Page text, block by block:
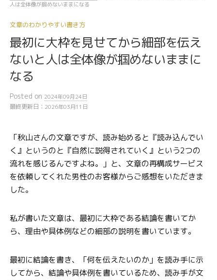
人は全体像が掴めないままになる
文章のわかりやすい書き方
最初に大枠を見せてから細部を伝え
ないと人は全体像が掴めないままに
なる
Posted on 2024年09月24日
最終更新日： 2026年03月11日
「秋山さんの文章ですが、読み始めると『読み込んでい
く』というのと『自然に説得されていく』という2つの
流れを感じるんですよね。」と、文章の再構成サービス
を依頼してくれた男性のお客様からご感想をいただきま
した。
私が書いた文章は、最初に大枠である結論を書いてか
ら、理由や具体例などの細部の説明を書いています。
最初に結論を書き、「何を伝えたいのか」を読み手に示
してから、結論や具体例を書いているため、読み手が文